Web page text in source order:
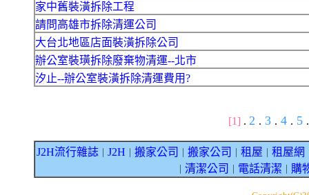
家中舊裝潢拆除工程
請問高雄市拆除清運公司
大台北地區店面裝潢拆除公司
辦公室裝璜拆除廢棄物清運--北市
汐止--辦公室裝潢拆除清運費用?
[1] . 2 . 3 . 4 . 5 .
J2H流行雜誌 J2H 搬家公司 搬家公司 租屋 租屋網
清潔公司 電話清潔 購